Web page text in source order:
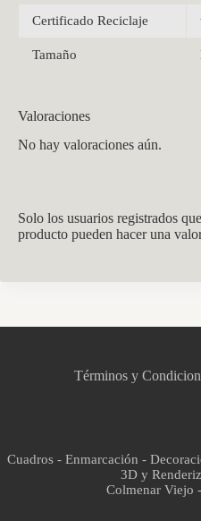
Certificado Reciclaje
Tamaño
Valoraciones
No hay valoraciones aún.
Solo los usuarios registrados
producto pueden hacer una
Términos y
Cuadros - Enmarcación -
3D y
Colmenar Viejo
Asistente virtual · En